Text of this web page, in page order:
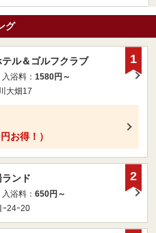
グ
ル＆ゴルフクラブ
入浴料： 1580円～
大畑17
お得！）
1
ンド
入浴料： 650円～
ｰ24ｰ20
2